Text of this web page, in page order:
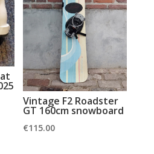
Vintage F2 Roadster
GT 160cm snowboard
€115.00